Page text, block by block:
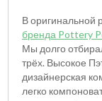
В оригинальной
бренда Pottery
Мы долго
трёх. Высокое
дизайнерская
легко